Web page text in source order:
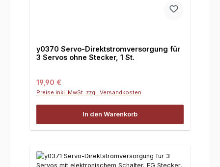
y0370 Servo-Direktstromversorgung für
3 Servos ohne Stecker, 1 St.
Regulärer Preis:
19,90 €
Preise inkl. MwSt. zzgl. Versandkosten
In den Warenkorb